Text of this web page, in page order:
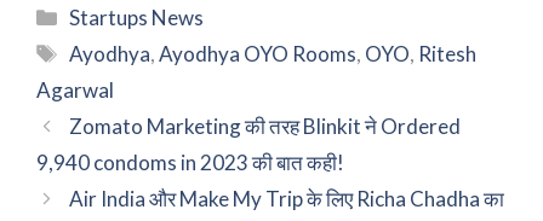
Categories
Startups News
Tags
Ayodhya,Ayodhya OYO Rooms, OYO, Ritesh
Agarwal
Zomato Marketing की तरह Blinkit ने Ordered
9,940 condoms in 2023 की बात कही!
Air India और Make My Trip के लिए Richa Chadha का